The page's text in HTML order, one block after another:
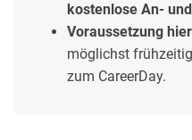
kostenlose An-
Voraussetzung
möglichst
zum CareerDay.